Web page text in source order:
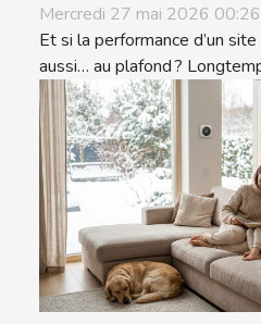
Mercredi 27 mai 2026 00:26
Et si la performance d’un
aussi… au plafond ?